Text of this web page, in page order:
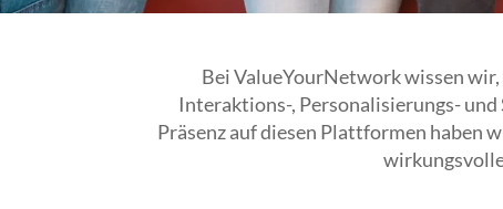
Bei ValueYourNetwork wissen
Interaktions-, Personalisierungs-
Präsenz auf diesen Plattformen haben